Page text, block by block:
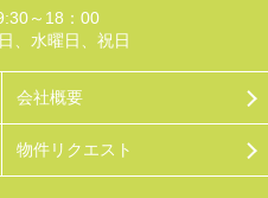
～18：00
、水曜日、祝日
会社概要
物件リクエスト